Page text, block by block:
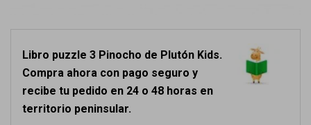
Libro puzzle 3 Pinocho de Plutón Kids.
Compra ahora con pago seguro y
recibe tu pedido en 24 o 48 horas en
territorio peninsular.